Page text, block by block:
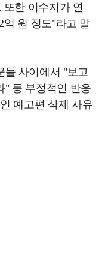
한 이수지가 연
억 원 정도"라고 말
들 사이에서 "보고
" 등 부정적인 반응
예고편 삭제 사유